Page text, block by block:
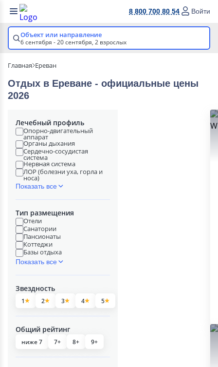
8 800 700 80 54 Войти
Объект или направление
6 сентября - 20 сентября, 2 взрослых
Главная Ереван
Отдых в Ереване - официальные цены
2026
Лечебный профиль
Опорно-двигательный
аппарат
Органы дыхания
Сердечно-сосудистая
система
Нервная система
ЛОР (болезни уха, горла и
носа)
Показать все
Тип размещения
Отели
Санатории
Пансионаты
Коттеджи
Базы отдыха
Показать все
Звездность
1 2 3 4 5
Общий рейтинг
ниже 7 7+ 8+ 9+